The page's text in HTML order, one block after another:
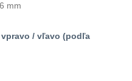
mm
/ vľavo (podľa